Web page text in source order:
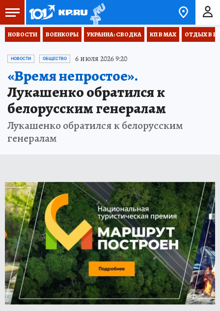
НОВОСТИ ВОЕНКОРЫ УКРАИНА: СВОДКА КП В МАХ ОТДЫХ В
НОВОСТИ ОБЩЕСТВО 6 июля 2026 9:20
«Время непростое».
Лукашенко обратился к
белорусским генералам
Лукашенко обратился к белорусским
генералам